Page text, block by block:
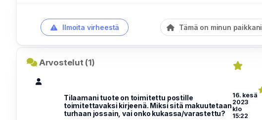
Ilmoita virheestä Tämä on minun paikkani
Arvostelut (1)
Tilaamani tuote on toimitettu postille
toimitettavaksi kirjeenä. Miksi sitä makuutetaan
turhaan jossain, vai onko kukassa/varastettu?
16. kesä
2023
klo
15:22